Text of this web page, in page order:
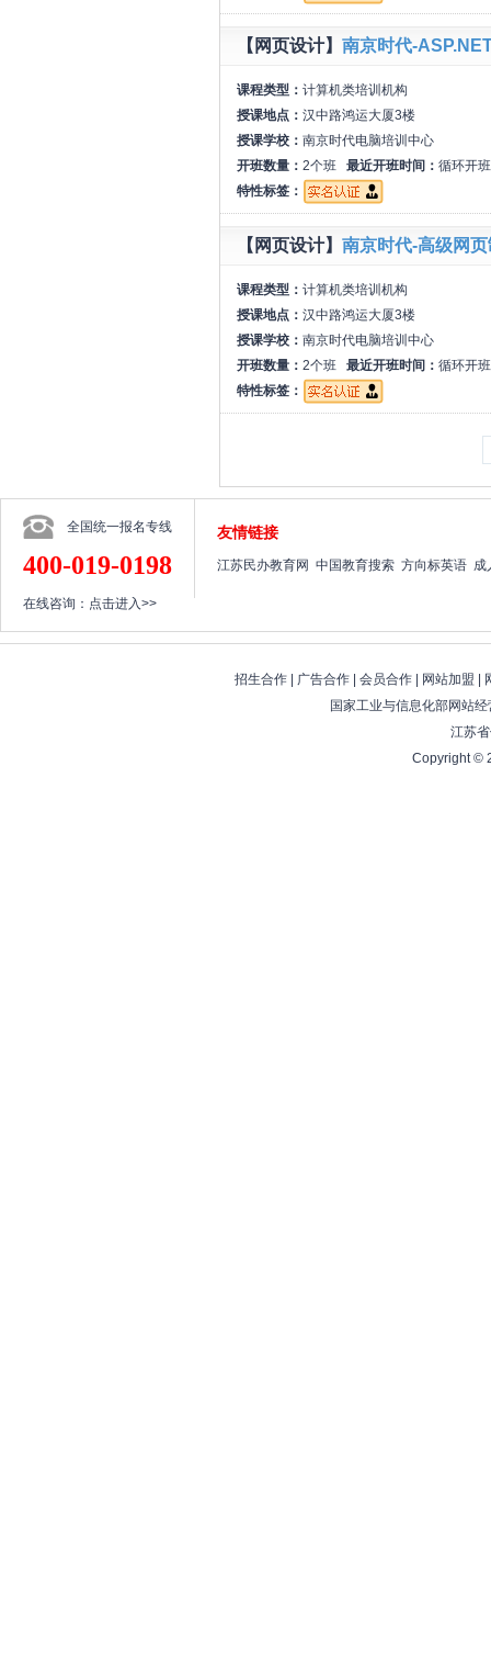
【网页设计】 南京时代-
课程类型： 计算机类培训机构
授课地点： 汉中路鸿运大厦3楼
授课学校： 南京时代电脑培训中心
开班数量： 2个班 最近开班时间： 循环开班
特性标签：
【网页设计】 南京时代-高级网
课程类型： 计算机类培训机构
授课地点： 汉中路鸿运大厦3楼
授课学校： 南京时代电脑培训中心
开班数量： 2个班 最近开班时间： 循环开班
特性标签：
全国统一报名专线
400-019-0198
在线咨询： 点击进入>>
友情链接
江苏民办教育网 中国教育搜索 方向标英语 成
招生合作| 广告合作| 会员合作| 网站加盟 |
国家工业与信息化部网站
江苏
Copyright ©